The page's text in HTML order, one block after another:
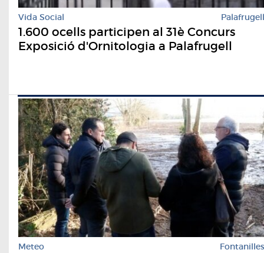
Vida Social Palafrugell
1.600 ocells participen al 31è Concurs
Exposició d'Ornitologia a Palafrugell
Meteo Fontanilles